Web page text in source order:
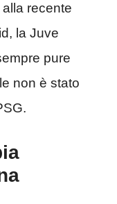
recente
la Juve
pure
non è stato